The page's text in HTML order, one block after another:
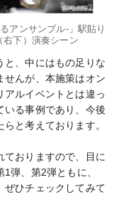
アンサンブル-」駅貼り
下）演奏シーン
と、中にはもの足りな
せんが、本施策はオン
アルイベントとは違っ
いる事例であり、今後
と考えております。
おりますので、目に
弾、第2弾ともに、
ぜひチェックしてみて